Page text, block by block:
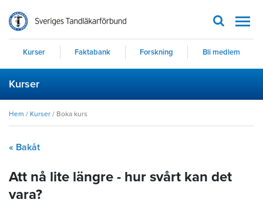
Kurser Faktabank Forskning Bli medlem
Kurser
Hem / Kurser / Boka kurs
« Bakåt
Att nå lite längre - hur svårt kan det
vara?